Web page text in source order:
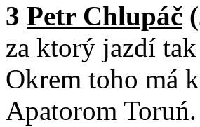
3 Petr Chlupáč
za ktorý jazdí
Okrem toho má
Apatorom